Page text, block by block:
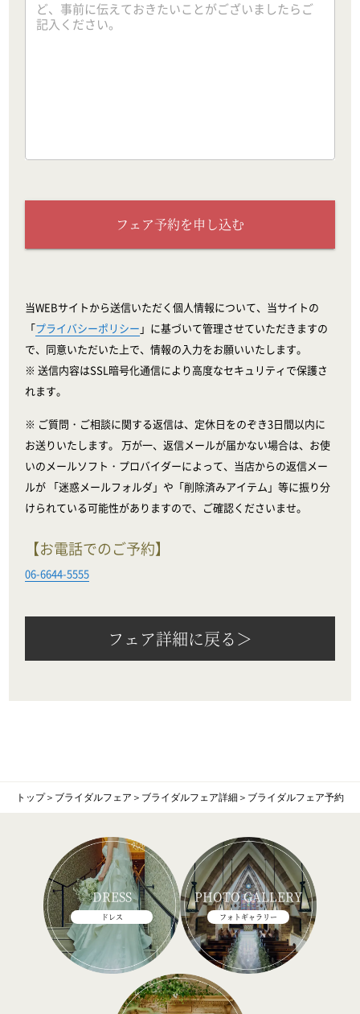
フェア予約を申し込む
当WEBサイトから送信いただく個人情報について、当サイトの
「プライバシーポリシー 」に基づいて管理させていただきますの
で、同意いただいた上で、情報の入力をお願いいたします。
※ 送信内容はSSL暗号化通信により高度なセキュリティで保護さ
れます。
※ ご質問・ご相談に関する返信は、定休日をのぞき3日間以内に
お送りいたします。 万が一、返信メールが届かない場合は、お使
いのメールソフト・プロバイダーによって、当店からの返信メー
ルが 「迷惑メールフォルダ」や「削除済みアイテム」等に振り分
けられている可能性がありますので、ご確認くださいませ。
【お電話でのご予約】
06-6644-5555
フェア詳細に戻る＞
トップ＞ ブライダルフェア ＞ ブライダルフェア詳細 ＞ ブライダルフェア予約
DRESS
ドレス
PHOTO GALLERY
フォトギャラリー